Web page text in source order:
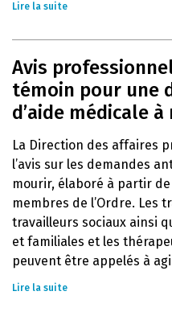
Lire la suite
Avis
témoin pour une
d’aide médicale
La Direction des affaires
l’avis sur les demandes
mourir, élaboré à partir
membres de l’Ordre. Les
travailleurs sociaux ainsi
et familiales et les
peuvent être appelés à
Lire la suite